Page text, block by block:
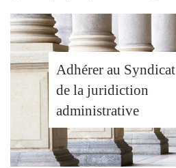
Adhérer au Syndicat
de la juridiction
administrative